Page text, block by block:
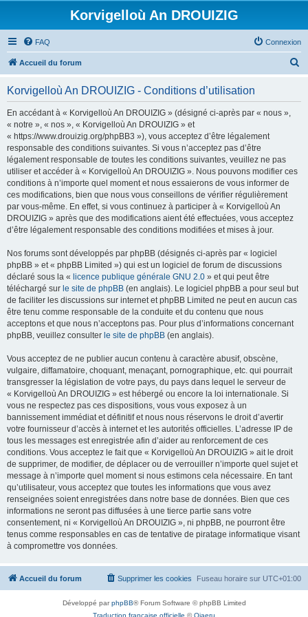
Korvigelloù An DROUIZIG
FAQ Connexion
Accueil du forum
Korvigelloù An DROUIZIG - Conditions d’utilisation
En accédant à « Korvigelloù An DROUIZIG » (désigné ci-après par « nous »,
« notre », « nos », « Korvigelloù An DROUIZIG » et
« https://www.drouizig.org/phpBB3 »), vous acceptez d’être légalement
responsable des conditions suivantes. Si vous n’acceptez pas d’être
légalement responsable de toutes les conditions suivantes, veuillez ne pas
utiliser et accéder à « Korvigelloù An DROUIZIG ». Nous pouvons modifier ces
conditions à n’importe quel moment et nous essaierons de vous informer de
ces modifications, bien que nous vous conseillons de vérifier régulièrement
par vous-même. En effet, si vous continuez à participer à « Korvigelloù An
DROUIZIG » après que des modifications aient été effectuées, vous acceptez
d’être légalement responsable des conditions modifiées et mises à jour.
Nos forums sont développés par phpBB (désignés ci-après par « logiciel
phpBB » et « phpBB Limited ») qui est un logiciel de forum de discussions
déclaré sous la « licence publique générale GNU 2.0 » et qui peut être
téléchargé sur le site de phpBB (en anglais). Le logiciel phpBB a pour seul but
de faciliter les discussions sur internet et phpBB Limited ne peut en aucun cas
être tenu comme responsable de la conduite et du contenu que nous
acceptons et que nous n’acceptons pas. Pour plus d’informations concernant
phpBB, veuillez consulter le site de phpBB (en anglais).
Vous acceptez de ne publier aucun contenu à caractère abusif, obscène,
vulgaire, diffamatoire, choquant, menaçant, pornographique, etc. qui pourrait
transgresser la législation de votre pays, du pays dans lequel le serveur de
« Korvigelloù An DROUIZIG » est hébergé ou encore la loi internationale. Si
vous ne respectez pas ces dispositions, vous vous exposez à un
bannissement immédiat et définitif et nous nous réservons le droit d’avertir
votre fournisseur d’accès à internet et les autorités officielles. L’adresse IP de
tous les messages est enregistrée afin d’aider au renforcement de ces
conditions. Vous acceptez le fait que « Korvigelloù An DROUIZIG » ait le droit
de supprimer, de modifier, de déplacer ou de verrouiller n’importe quel sujet et
message à n’importe quel moment si nous estimons cela nécessaire. En tant
qu’utilisateur, vous acceptez que toutes les informations que vous avez
renseignées soient enregistrées dans notre base de données. Bien que ces
informations ne seront pas diffusées à une tierce partie sans votre
consentement, ni « Korvigelloù An DROUIZIG », ni phpBB, ne pourront être
tenus comme responsables en cas de tentative de piratage informatique visant
à compromettre vos données.
Accueil du forum Fuseau horaire sur UTC+01:00
Supprimer les cookies
Développé parphpBB® Forum Software © phpBB Limited
Traduction française officielle ©Qiaeru